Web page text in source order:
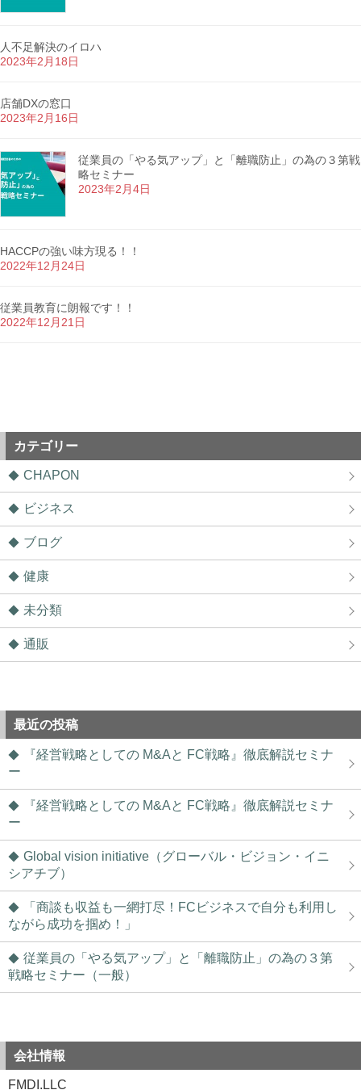
人不足解決のイロハ
2023年2月18日
店舗DXの窓口
2023年2月16日
従業員の「やる気アップ」と「離職防止」の為の３第戦
略セミナー
2023年2月4日
HACCPの強い味方現る！！
2022年12月24日
従業員教育に朗報です！！
2022年12月21日
カテゴリー
CHAPON
ビジネス
ブログ
健康
未分類
通販
最近の投稿
『経営戦略としての M&Aと FC戦略』徹底解説セミナ
ー
『経営戦略としての M&Aと FC戦略』徹底解説セミナ
ー
Global vision initiative（グローバル・ビジョン・イニ
シアチブ）
「商談も収益も一網打尽！FCビジネスで自分も利用し
ながら成功を掴め！」
従業員の「やる気アップ」と「離職防止」の為の３第
戦略セミナー（一般）
会社情報
FMDI.LLC